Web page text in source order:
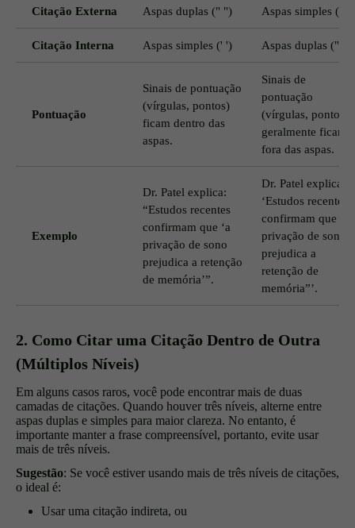
Citação Externa Aspas duplas (" ") Aspas simples (' ')
Citação Interna Aspas simples (' ') Aspas duplas (" ")
Pontuação
Sinais de pontuação
(vírgulas, pontos)
ficam dentro das
aspas.
Sinais de
pontuação
(vírgulas, pontos)
geralmente ficam
fora das aspas.
Exemplo
Dr. Patel explica:
“Estudos recentes
confirmam que ‘a
privação de sono
prejudica a retenção
de memória’”.
Dr. Patel explica:
‘Estudos recentes
confirmam que “a
privação de sono
prejudica a
retenção de
memória”’.
2. Como Citar uma Citação Dentro de Outra
(Múltiplos Níveis)
Em alguns casos raros, você pode encontrar mais de duas
camadas de citações. Quando houver três níveis, alterne entre
aspas duplas e simples para maior clareza. No entanto, é
importante manter a frase compreensível, portanto, evite usar
mais de três níveis.
Sugestão: Se você estiver usando mais de três níveis de citações,
o ideal é:
Usar uma citação indireta, ou